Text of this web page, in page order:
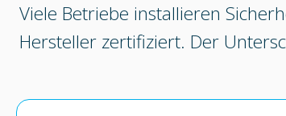
Viele Betriebe installieren
Hersteller zertifiziert. Der